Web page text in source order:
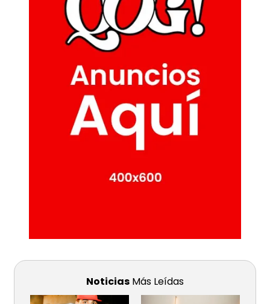
Noticias Más Leídas